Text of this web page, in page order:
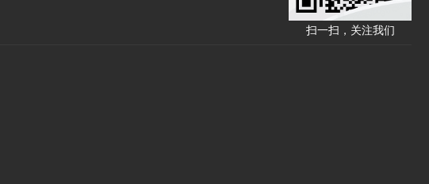
扫一扫，关注我们